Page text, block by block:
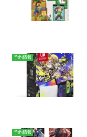
予約情報
予約情報